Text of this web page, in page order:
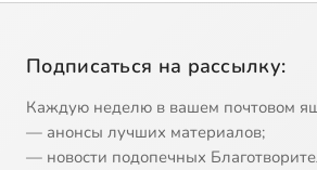
Подписаться на рассылку:
Каждую неделю в вашем почтовом
— анонсы лучших материалов;
— новости подопечных